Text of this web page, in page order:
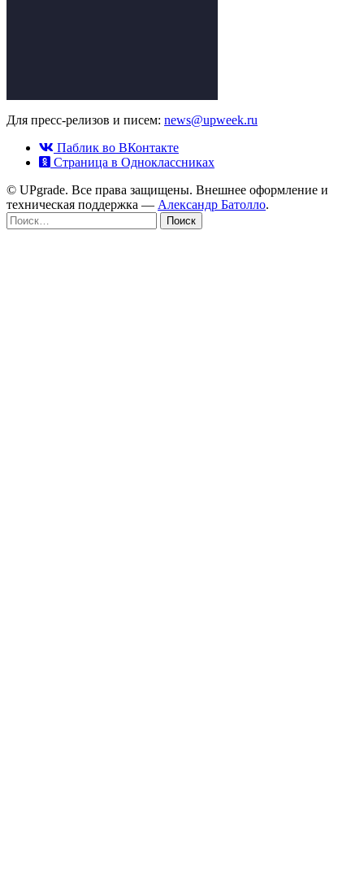
Для пресс-релизов и писем: news@upweek.ru
Паблик во ВКонтакте
Страница в Одноклассниках
© UPgrade. Все права защищены. Внешнее оформление и
техническая поддержка — Александр Батолло.
Найти: